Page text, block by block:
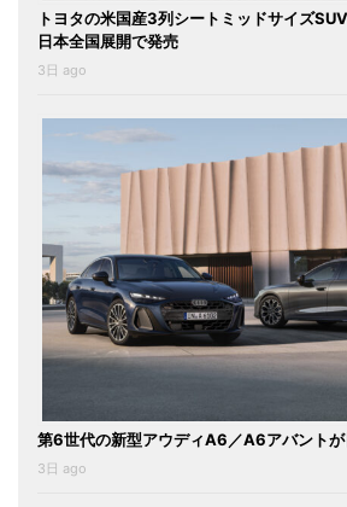
トヨタの米国産3列シートミッドサイズ
日本全国展開で発売
3日 ago
第6世代の新型アウディA6／A6アバント
3日 ago